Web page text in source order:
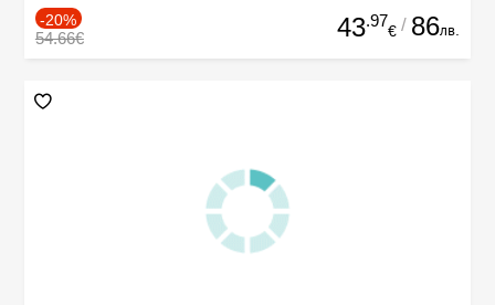
-20%
54.66€ 43.97
€ / 86лв.